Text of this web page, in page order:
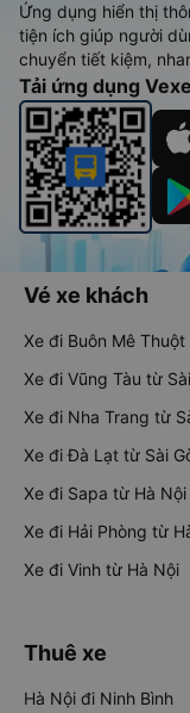
Ứng dụng hiển thị
tiện ích giúp người
chuyển tiết kiệm,
Tải ứng dụng
Vé xe khách
Xe đi Buôn Mê Thuột
Xe đi Vũng Tàu từ
Xe đi Nha Trang từ
Xe đi Đà Lạt từ Sài
Xe đi Sapa từ Hà Nội
Xe đi Hải Phòng từ
Xe đi Vinh từ Hà Nội
Thuê xe
Hà Nội đi Ninh Bình